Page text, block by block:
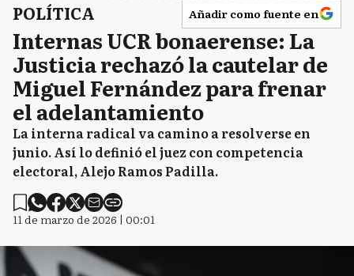
POLÍTICA Añadir como fuente en
Internas UCR bonaerense: La
Justicia rechazó la cautelar de
Miguel Fernández para frenar
el adelantamiento
La interna radical va camino a resolverse en
junio. Así lo definió el juez con competencia
electoral, Alejo Ramos Padilla.
11 de marzo de 2026 | 00:01